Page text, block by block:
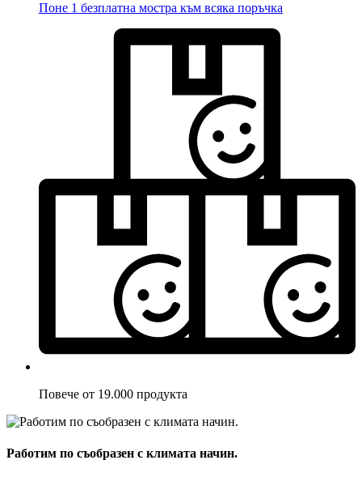
Поне 1 безплатна мостра към всяка поръчка
Повече от 19.000 продукта
Работим по съобразен с климата начин.